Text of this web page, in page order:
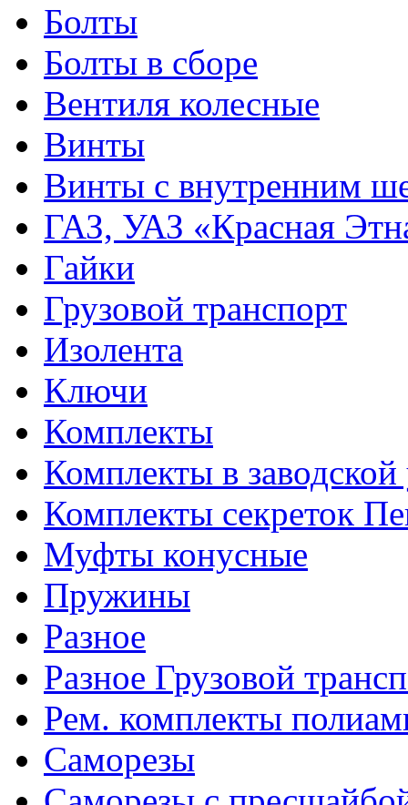
Болты
Болты в сборе
Вентиля колесные
Винты
Винты с внутренним
ГАЗ, УАЗ «Красная
Гайки
Грузовой транспорт
Изолента
Ключи
Комплекты
Комплекты в заводской
Комплекты секреток
Муфты конусные
Пружины
Разное
Разное Грузовой
Рем. комплекты
Саморезы